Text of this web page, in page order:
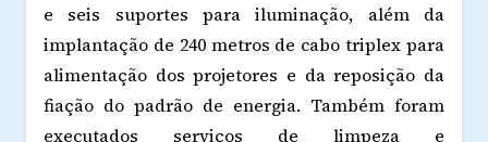
e seis suportes para iluminação, além da
implantação de 240 metros de cabo triplex para
alimentação dos projetores e da reposição da
fiação do padrão de energia. Também foram
executados serviços de limpeza e